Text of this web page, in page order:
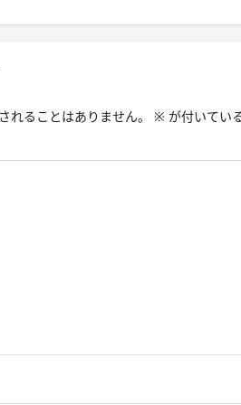
れることはありません。 ※ が付いてい